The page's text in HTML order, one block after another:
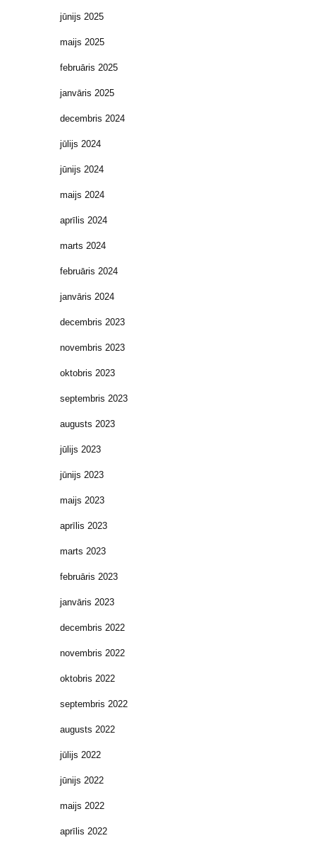
jūnijs 2025
maijs 2025
februāris 2025
janvāris 2025
decembris 2024
jūlijs 2024
jūnijs 2024
maijs 2024
aprīlis 2024
marts 2024
februāris 2024
janvāris 2024
decembris 2023
novembris 2023
oktobris 2023
septembris 2023
augusts 2023
jūlijs 2023
jūnijs 2023
maijs 2023
aprīlis 2023
marts 2023
februāris 2023
janvāris 2023
decembris 2022
novembris 2022
oktobris 2022
septembris 2022
augusts 2022
jūlijs 2022
jūnijs 2022
maijs 2022
aprīlis 2022